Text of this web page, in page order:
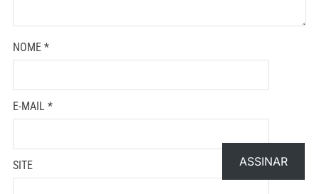
NOME *
E-MAIL *
SITE ASSINAR